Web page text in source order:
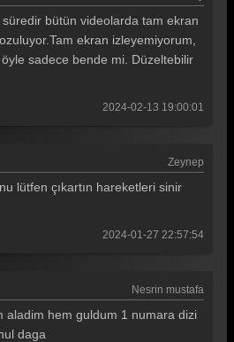
bütün videolarda tam ekran
ekran izleyemiyorum,
sadece bende mi. Düzeltebilir
2024-02-13 19:00:01
Zeynep
lütfen çıkartın hareketleri sinir
2024-01-27 22:57:54
Nesrin mustafa
aladim hem guldum 1 numara dizi
daga